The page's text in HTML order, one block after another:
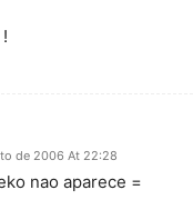
de 2006 At 22:28
nao aparece =